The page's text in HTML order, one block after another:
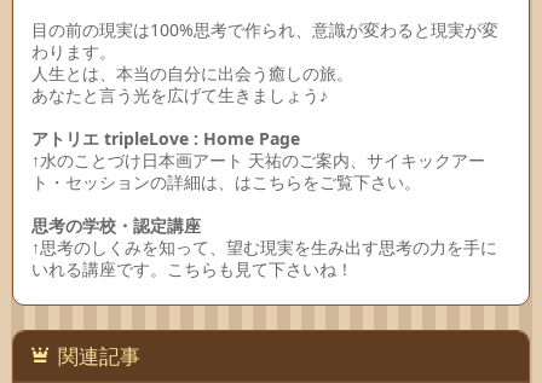
目の前の現実は100%思考で作られ、意識が変わると現実が変
わります。
人生とは、本当の自分に出会う癒しの旅。
あなたと言う光を広げて生きましょう♪
アトリエ tripleLove : Home Page
↑水のことづけ日本画アート 天祐のご案内、サイキックアー
ト・セッションの詳細は、はこちらをご覧下さい。
思考の学校・認定講座
↑思考のしくみを知って、望む現実を生み出す思考の力を手に
いれる講座です。こちらも見て下さいね！
関連記事